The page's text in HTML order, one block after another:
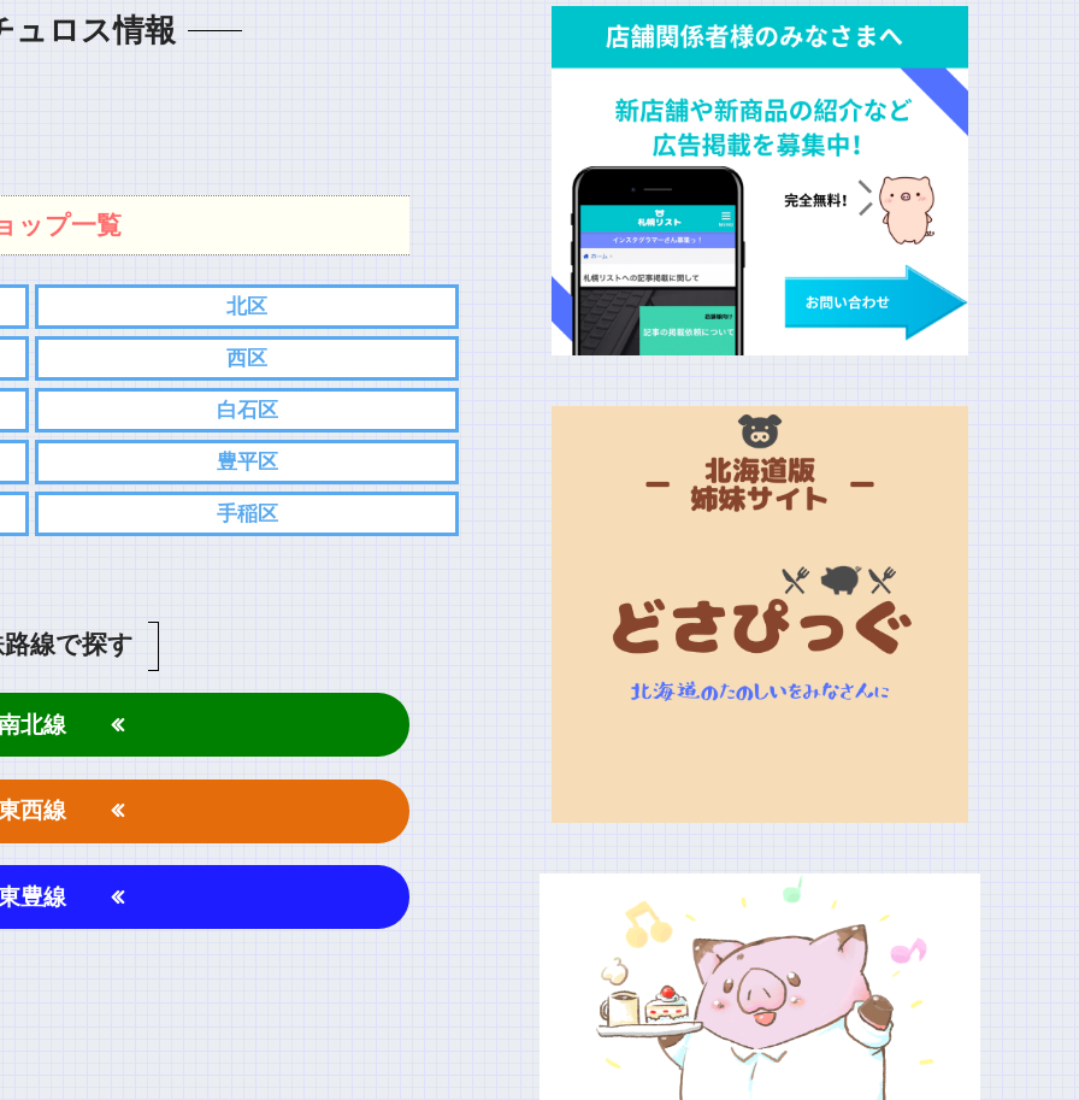
ュロス情報
ップ一覧
北区
西区
白石区
豊平区
手稲区
線で探す
北線
西線
豊線